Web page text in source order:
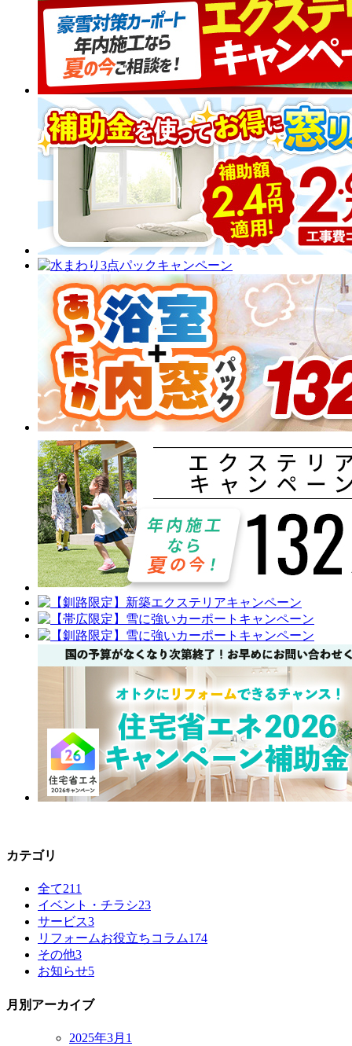
カテゴリ
全て211
イベント・チラシ23
サービス3
リフォームお役立ちコラム174
その他3
お知らせ5
月別アーカイブ
2025年3月 1